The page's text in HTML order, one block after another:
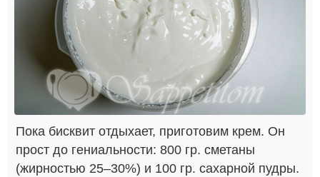
Пока бисквит отдыхает, приготовим крем. Он
прост до гениальности: 800 гр. сметаны
(жирностью 25–30%) и 100 гр. сахарной пудры.